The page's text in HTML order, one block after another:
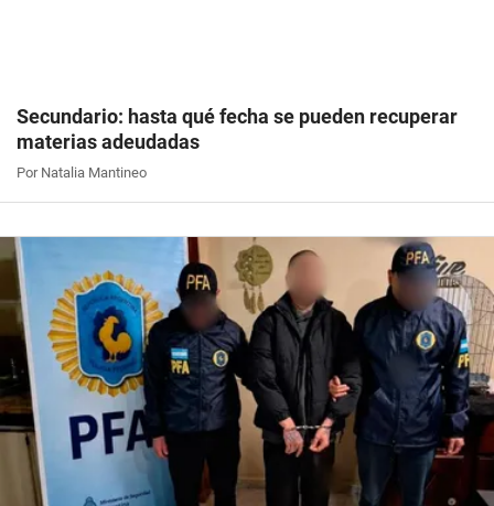
Secundario: hasta qué fecha se pueden recuperar
materias adeudadas
Por Natalia Mantineo